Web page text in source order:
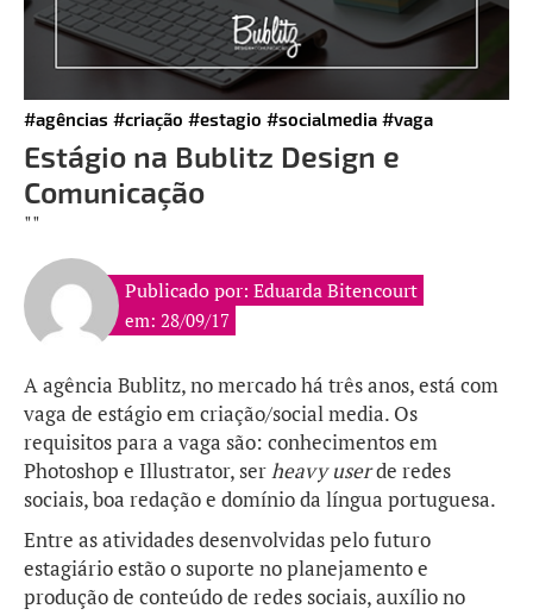
#agências #criação #estagio #socialmedia #vaga
Estágio na Bublitz Design e
Comunicação
""
Publicado por: Eduarda Bitencourt
em: 28/09/17
A agência Bublitz, no mercado há três anos, está com
vaga de estágio em criação/social media. Os
requisitos para a vaga são: conhecimentos em
Photoshop e Illustrator, serheavy userde redes
sociais, boa redação e domínio da língua portuguesa.
Entre as atividades desenvolvidas pelo futuro
estagiário estão o suporte no planejamento e
produção de conteúdo de redes sociais, auxílio no